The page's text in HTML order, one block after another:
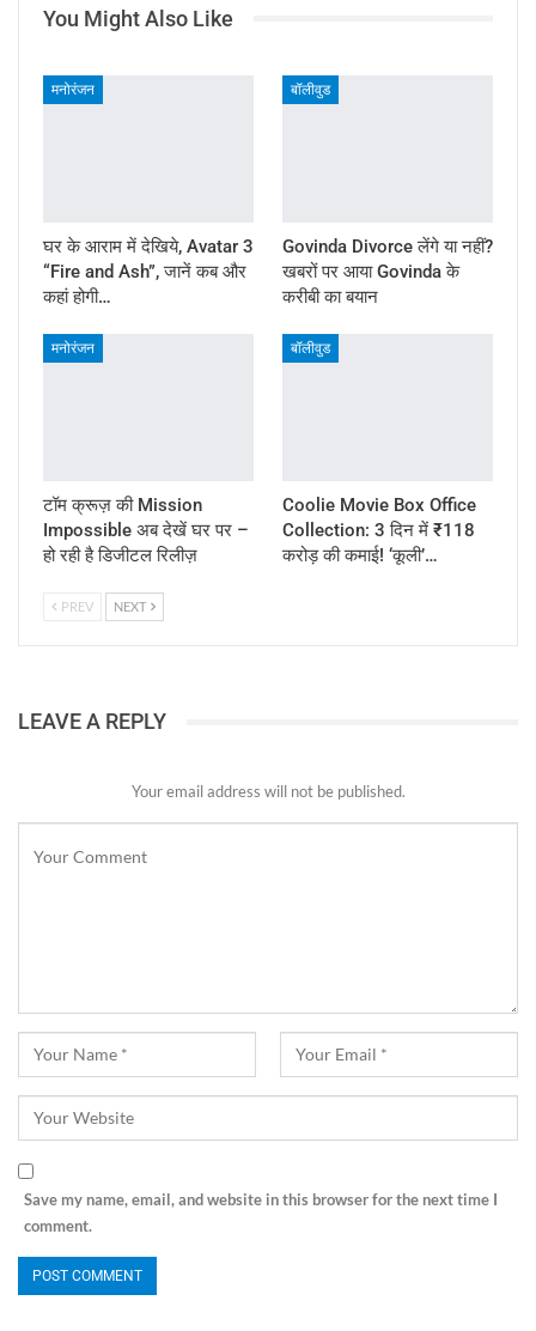
You Might Also Like
मनोरंजन
घर के आराम में देखिये, Avatar 3
“Fire and Ash”, जानें कब और
कहां होगी…
बॉलीवुड
Govinda Divorce लेंगे या नहीं?
खबरों पर आया Govinda के
करीबी का बयान
मनोरंजन
टॉम क्रूज़ की Mission
Impossible अब देखें घर पर –
हो रही है डिजीटल रिलीज़
बॉलीवुड
Coolie Movie Box Office
Collection: 3 दिन में ₹118
करोड़ की कमाई! ‘कूली’…
PREV NEXT
LEAVE A REPLY
Your email address will not be published.
Save my name, email, and website in this browser for the next time I
comment.